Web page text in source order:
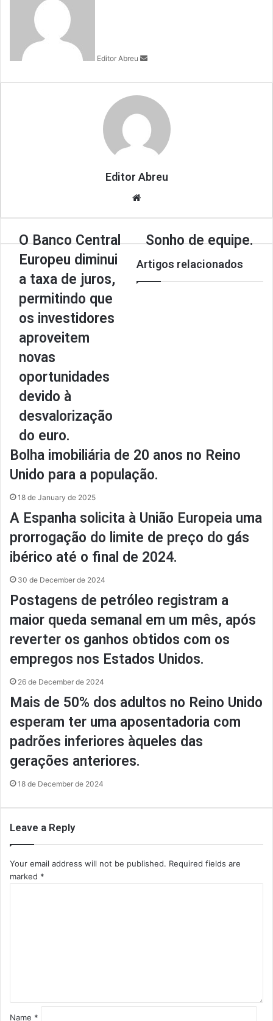
Editor Abreu
a
i
Editor Abreu
O Banco Central
Europeu diminui
a taxa de juros,
permitindo que
os investidores
aproveitem
novas
oportunidades
devido à
desvalorização
do euro.
Sonho de equipe.
Artigos relacionados
Bolha imobiliária de 20 anos no Reino
Unido para a população.
18 de January de 2025
A Espanha solicita à União Europeia uma
prorrogação do limite de preço do gás
ibérico até o final de 2024.
30 de December de 2024
Postagens de petróleo registram a
maior queda semanal em um mês, após
reverter os ganhos obtidos com os
empregos nos Estados Unidos.
26 de December de 2024
Mais de 50% dos adultos no Reino Unido
esperam ter uma aposentadoria com
padrões inferiores àqueles das
gerações anteriores.
18 de December de 2024
Leave a Reply
Your email address will not be published. Required fields are
marked *
Name *